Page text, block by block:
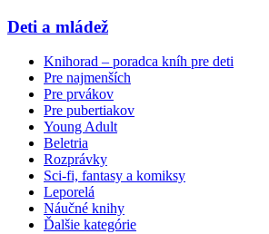
Deti a mládež
Knihorad – poradca kníh pre deti
Pre najmenších
Pre prvákov
Pre pubertiakov
Young Adult
Beletria
Rozprávky
Sci-fi, fantasy a komiksy
Leporelá
Náučné knihy
Ďalšie kategórie